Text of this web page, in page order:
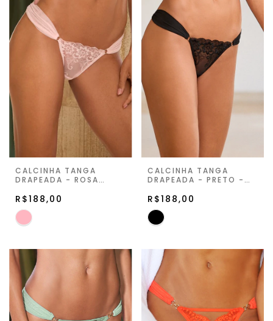
CALCINHA TANGA
DRAPEADA - ROSA
GLOW
R$188,00
CALCINHA TANGA
DRAPEADA - PRETO -
R$188,00